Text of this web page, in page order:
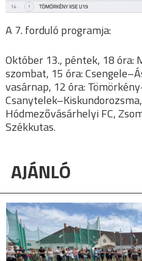
A 7. forduló programja:
Október 13., péntek, 18 óra:
szombat, 15 óra:
vasárnap, 12 óra:
Hódmezővásárhelyi FC,
Székkutas.
AJÁNLÓ